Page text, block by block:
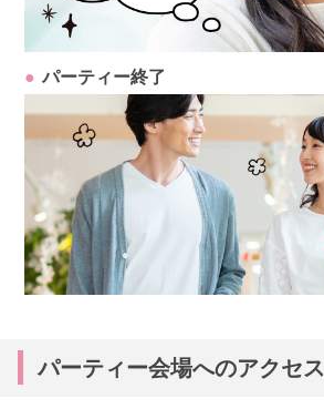
パーティー終了
パーティー会場へのアクセス